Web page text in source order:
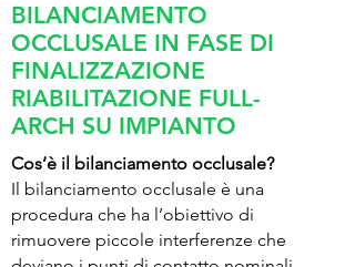
BILANCIAMENTO
OCCLUSALE IN FASE DI
FINALIZZAZIONE
RIABILITAZIONE FULL-
ARCH SU IMPIANTO
Cos’è il bilanciamento occlusale?
Il bilanciamento occlusale è una
procedura che ha l’obiettivo di
rimuovere piccole interferenze che